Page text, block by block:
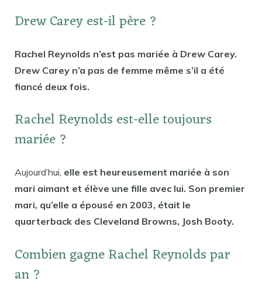
Drew Carey est-il père ?
Rachel Reynolds n’est pas mariée à Drew Carey.
Drew Carey n’a pas de femme même s’il a été
fiancé deux fois.
Rachel Reynolds est-elle toujours
mariée ?
Aujourd’hui, elle est heureusement mariée à son
mari aimant et élève une fille avec lui. Son premier
mari, qu’elle a épousé en 2003, était le
quarterback des Cleveland Browns, Josh Booty.
Combien gagne Rachel Reynolds par
an ?